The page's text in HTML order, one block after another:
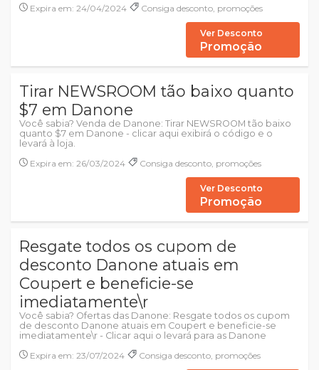
Expira em: 24/04/2024
Consiga desconto, promoções
Ver Desconto
Promoção
Tirar NEWSROOM tão baixo quanto
$7 em Danone
Você sabia? Venda de Danone: Tirar NEWSROOM tão baixo
quanto $7 em Danone - clicar aqui exibirá o código e o
levará à loja.
Expira em: 26/03/2024
Consiga desconto, promoções
Ver Desconto
Promoção
Resgate todos os cupom de
desconto Danone atuais em
Coupert e beneficie-se
imediatamente\r
Você sabia? Ofertas das Danone: Resgate todos os cupom
de desconto Danone atuais em Coupert e beneficie-se
imediatamente\r - Clicar aqui o levará para as Danone
Expira em: 23/07/2024
Consiga desconto, promoções